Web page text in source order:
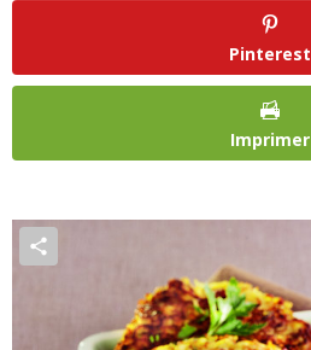
Pinterest
Imprimer